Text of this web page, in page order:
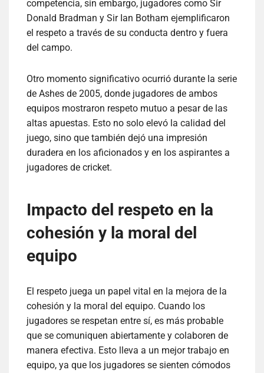
competencia, sin embargo, jugadores como Sir
Donald Bradman y Sir Ian Botham ejemplificaron
el respeto a través de su conducta dentro y fuera
del campo.
Otro momento significativo ocurrió durante la serie
de Ashes de 2005, donde jugadores de ambos
equipos mostraron respeto mutuo a pesar de las
altas apuestas. Esto no solo elevó la calidad del
juego, sino que también dejó una impresión
duradera en los aficionados y en los aspirantes a
jugadores de cricket.
Impacto del respeto en la
cohesión y la moral del
equipo
El respeto juega un papel vital en la mejora de la
cohesión y la moral del equipo. Cuando los
jugadores se respetan entre sí, es más probable
que se comuniquen abiertamente y colaboren de
manera efectiva. Esto lleva a un mejor trabajo en
equipo, ya que los jugadores se sienten cómodos